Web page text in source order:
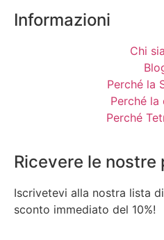
Informazioni
Chi
Perché la
Perché la
Perché
Ricevere le nostre
Iscrivetevi alla nostra lista
sconto immediato del 10%!